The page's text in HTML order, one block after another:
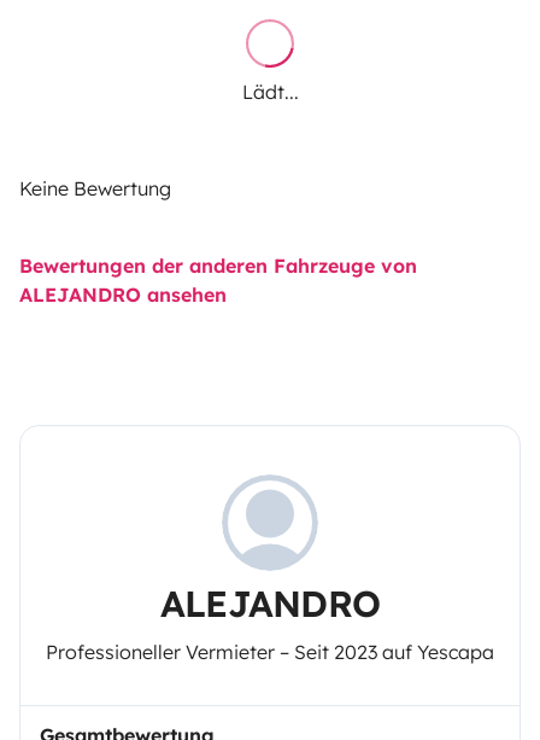
Lädt...
Keine Bewertung
Bewertungen der anderen Fahrzeuge von
ALEJANDRO ansehen
ALEJANDRO
Professioneller Vermieter – Seit 2023 auf Yescapa
Gesamtbewertung